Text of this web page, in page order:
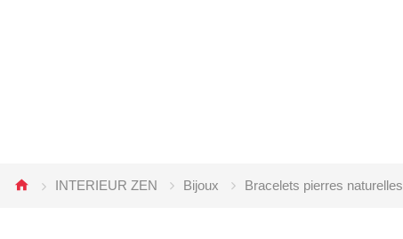
INTERIEUR ZEN Bijoux Bracelets pierres naturelles